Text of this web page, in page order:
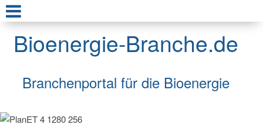
Bioenergie-Branche.de
Branchenportal für die Bioenergie